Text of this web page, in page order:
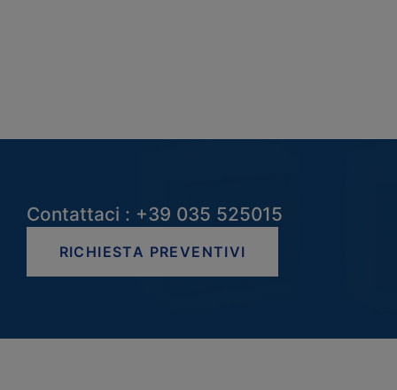
Contattaci : +39 035 525015
RICHIESTA PREVENTIVI